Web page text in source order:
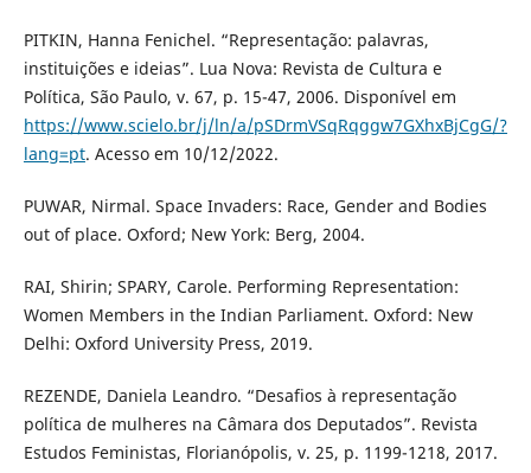
PITKIN, Hanna Fenichel. “Representação: palavras,
instituições e ideias”. Lua Nova: Revista de Cultura e
Política, São Paulo, v. 67, p. 15-47, 2006. Disponível em
https://www.scielo.br/j/ln/a/pSDrmVSqRqggw7GXhxBjCgG/?
lang=pt. Acesso em 10/12/2022.
PUWAR, Nirmal. Space Invaders: Race, Gender and Bodies
out of place. Oxford; New York: Berg, 2004.
RAI, Shirin; SPARY, Carole. Performing Representation:
Women Members in the Indian Parliament. Oxford: New
Delhi: Oxford University Press, 2019.
REZENDE, Daniela Leandro. “Desafios à representação
política de mulheres na Câmara dos Deputados”. Revista
Estudos Feministas, Florianópolis, v. 25, p. 1199-1218, 2017.